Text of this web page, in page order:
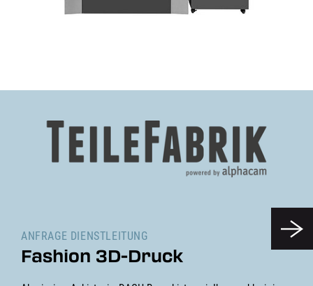
ANFRAGE DIENSTLEITUNG
Fashion 3D-Druck